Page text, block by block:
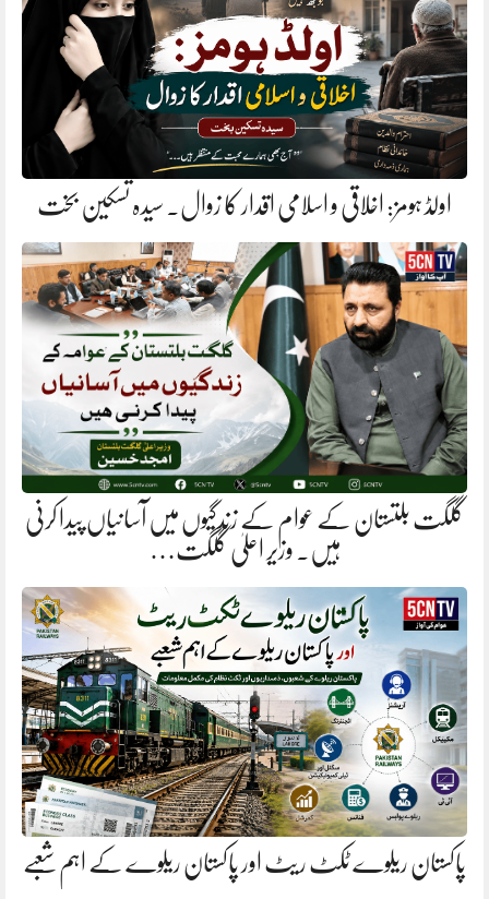
اولڈ ہومز: اخلاقی و اسلامی اقدار کا زوال. سیدہ تسکین بخت
گلگت بلتستان کے عوام کے زندگیوں میں آسانیاں پیدا کرنی
ہیں. وزیر اعلیٰ گلگت…
پاکستان ریلوے ٹکٹ ریٹ اور پاکستان ریلوے کے اہم شعبے